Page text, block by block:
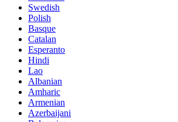
Swedish
Polish
Basque
Catalan
Esperanto
Hindi
Lao
Albanian
Amharic
Armenian
Azerbaijani